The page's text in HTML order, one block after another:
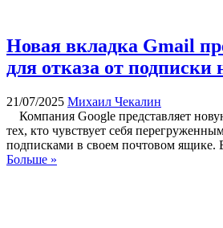
Новая вкладка Gmail
для отказа от подписки
21/07/2025 Михаил Чекалин
Компания Google представляет
тех, кто чувствует себя
подписками в своем почтовом
Больше »